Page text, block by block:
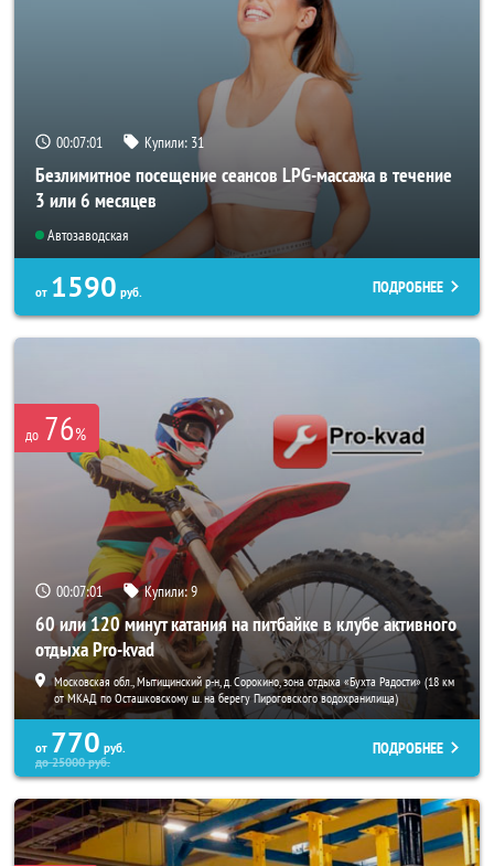
00:06:58 Купили: 31
Безлимитное посещение сеансов LPG-массажа в течение
3 или 6 месяцев
Автозаводская
от 1590 руб. ПОДРОБНЕЕ
до 76%
00:06:58 Купили:9
60 или 120 минут катания на питбайке в клубе активного
отдыха Pro-kvad
Московская обл., Мытищинский р-н, д. Сорокино, зона отдыха «Бухта Радости» (18 км
от МКАД по Осташковскому ш. на берегу Пироговского водохранилища)
от 770 руб.
до25000руб.
ПОДРОБНЕЕ